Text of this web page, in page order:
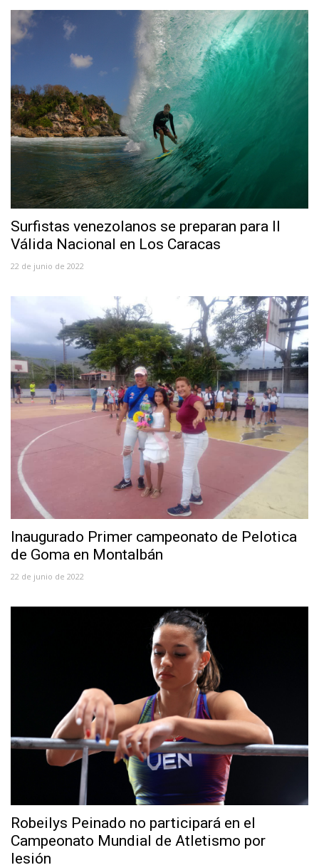
Surfistas venezolanos se preparan para II
Válida Nacional en Los Caracas
22 de junio de 2022
Inaugurado Primer campeonato de Pelotica
de Goma en Montalbán
22 de junio de 2022
Robeilys Peinado no participará en el
Campeonato Mundial de Atletismo por
lesión